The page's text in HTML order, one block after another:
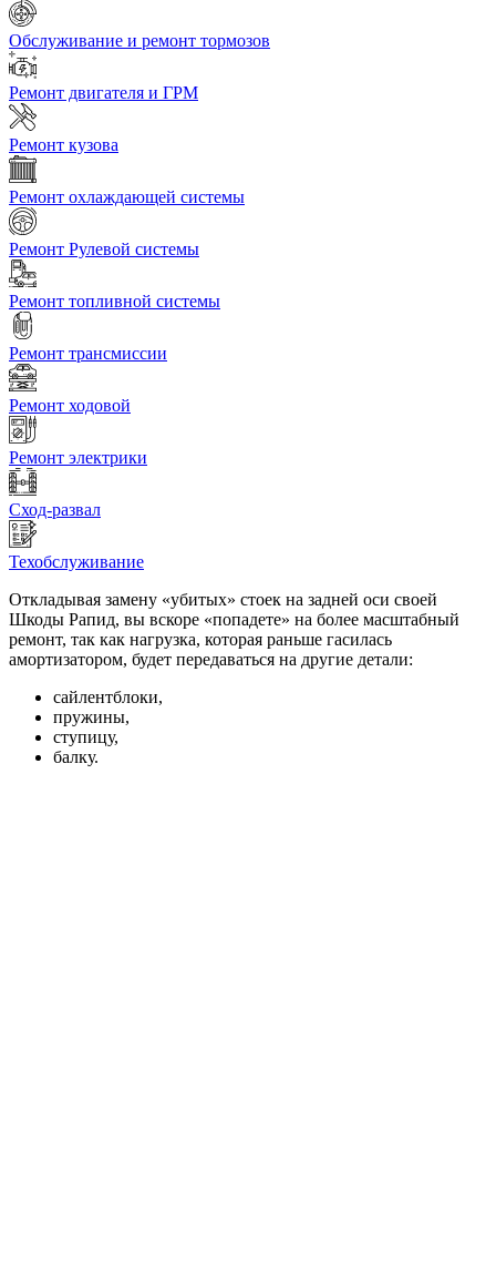
Обслуживание и ремонт тормозов
Ремонт двигателя и ГРМ
Ремонт кузова
Ремонт охлаждающей системы
Ремонт Рулевой системы
Ремонт топливной системы
Ремонт трансмиссии
Ремонт ходовой
Ремонт электрики
Сход-развал
Техобслуживание
Откладывая замену «убитых» стоек на задней оси своей
Шкоды Рапид, вы вскоре «попадете» на более масштабный
ремонт, так как нагрузка, которая раньше гасилась
амортизатором, будет передаваться на другие детали:
сайлентблоки,
пружины,
ступицу,
балку.